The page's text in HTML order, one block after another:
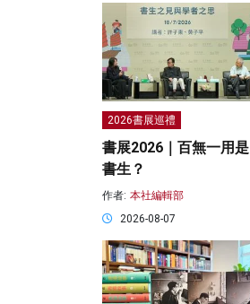
2026書展巡禮
書展2026｜百無一用是
書生？
作者: 本社編輯部
2026-08-07